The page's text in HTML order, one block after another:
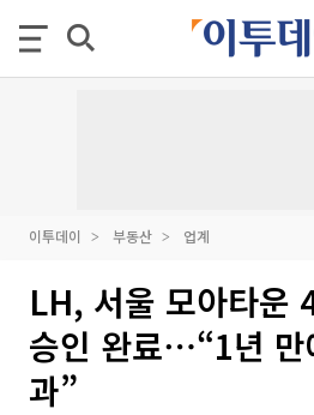
이투데이 부동산 업계
LH, 서울 모아타운
승인 완료⋯“1년 만
과”